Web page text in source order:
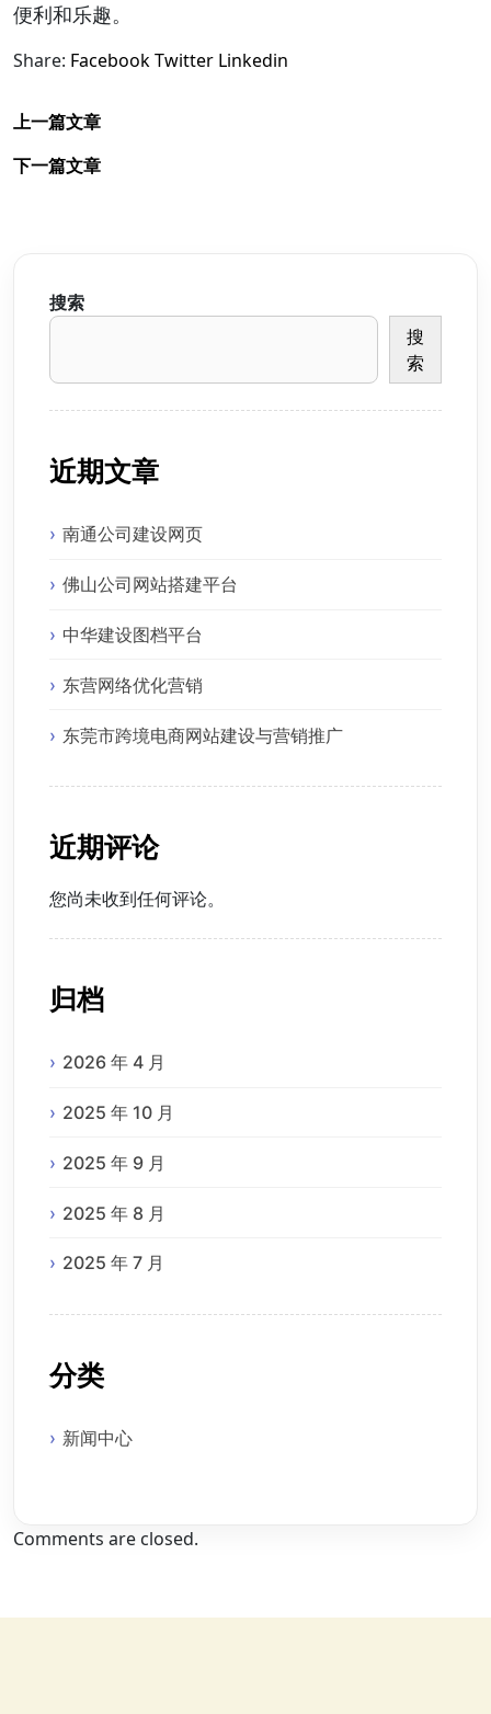
便利和乐趣。
Share: FacebookTwitter Linkedin
上一篇文章
下一篇文章
搜索
搜
索
近期文章
南通公司建设网页
佛山公司网站搭建平台
中华建设图档平台
东营网络优化营销
东莞市跨境电商网站建设与营销推广
近期评论
您尚未收到任何评论。
归档
2026 年 4 月
2025 年 10 月
2025 年 9 月
2025 年 8 月
2025 年 7 月
分类
新闻中心
Comments are closed.